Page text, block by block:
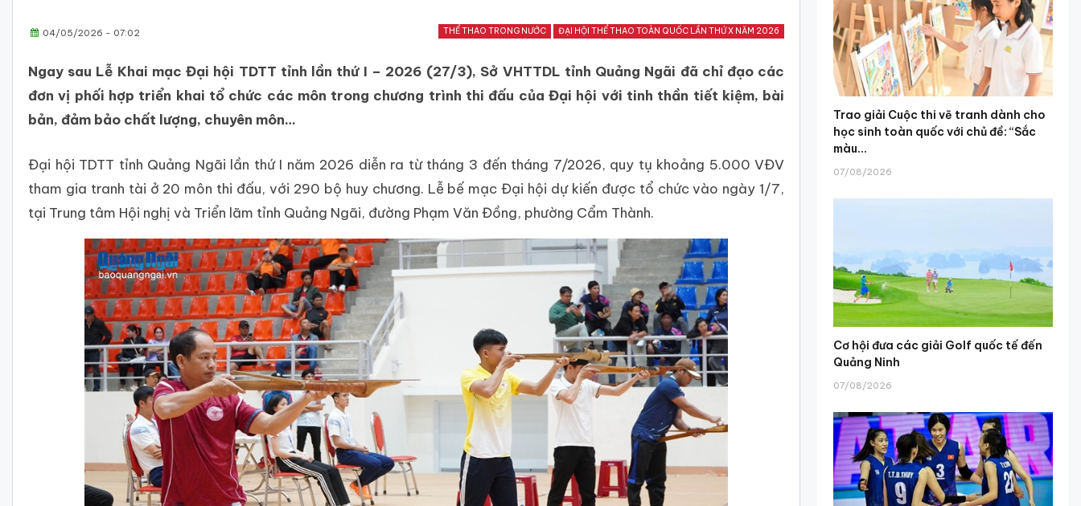
THỂ THAO TRONG NƯỚC ĐẠI HỘI THỂ THAO TOÀN QUỐC LẦN THỨ X NĂM 2026
04/05/2026 - 07:02
Ngay sau Lễ Khai mạc Đại hội TDTT tỉnh lần thứ I – 2026 (27/3), Sở VHTTDL tỉnh Quảng Ngãi đã chỉ đạo các
đơn vị phối hợp triển khai tổ chức các môn trong chương trình thi đấu của Đại hội với tinh thần tiết kiệm, bài
bản, đảm bảo chất lượng, chuyên môn…
Đại hội TDTT tỉnh Quảng Ngãi lần thứ I năm 2026 diễn ra từ tháng 3 đến tháng 7/2026, quy tụ khoảng 5.000 VĐV
tham gia tranh tài ở 20 môn thi đấu, với 290 bộ huy chương. Lễ bế mạc Đại hội dự kiến được tổ chức vào ngày 1/7,
tại Trung tâm Hội nghị và Triển lãm tỉnh Quảng Ngãi, đường Phạm Văn Đồng, phường Cẩm Thành.
Trao giải Cuộc thi vẽ tranh dành cho
học sinh toàn quốc với chủ đề: “Sắc
màu...
07/08/2026
Cơ hội đưa các giải Golf quốc tế đến
Quảng Ninh
07/08/2026